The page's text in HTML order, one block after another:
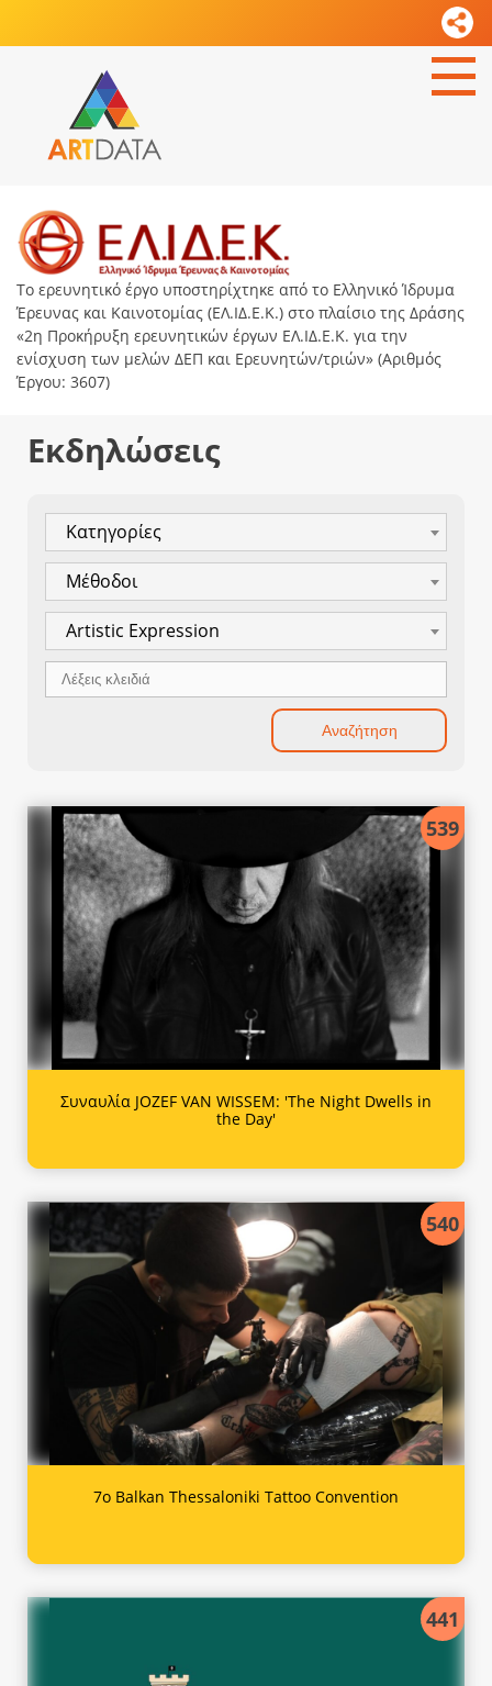
Το ερευνητικό έργο υποστηρίχτηκε από το Ελληνικό Ίδρυμα
Έρευνας και Καινοτομίας (ΕΛ.ΙΔ.Ε.Κ.) στο πλαίσιο της Δράσης
«2η Προκήρυξη ερευνητικών έργων ΕΛ.ΙΔ.Ε.Κ. για την
ενίσχυση των μελών ΔΕΠ και Ερευνητών/τριών» (Αριθμός
Έργου: 3607)
Εκδηλώσεις
Κατηγορίες
Μέθοδοι
Artistic Expression
539
Συναυλία JOZEF VAN WISSEM: 'The Night Dwells in
the Day'
540
7ο Balkan Thessaloniki Tattoo Convention
441